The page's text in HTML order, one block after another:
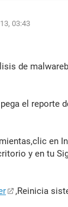
03:43
de
el reporte
en
y en tu
,Reinicia